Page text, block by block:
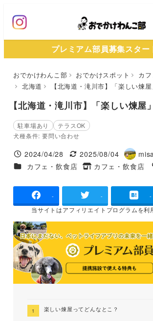
ン
プレミアム部員募集スター
おでかけわんこ部 おでかけスポット
カ
北海道
【北海道・滝川市】「楽しい煉屋
【北海道・滝川市】「楽しい煉屋」
駐車場あり
テラスOK
犬種条件: 要問い合わせ
投稿日
2024/04/28
更新日
2025/08/04
著
者
施設ジャンル
カフェ・飲食店
タグ
カフェ・飲食店
- - -
当サイトはアフィリエイトプログラムを利
楽しい煉屋ってどんなとこ？